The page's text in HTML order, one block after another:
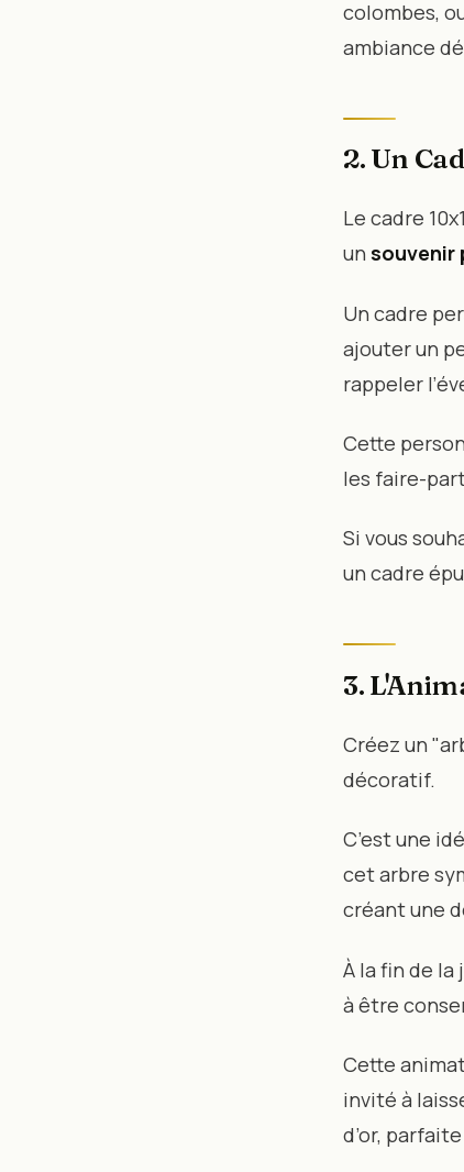
colombes,
ambiance
2. Un
Le cadre
un souvenir
Un cadre
ajouter un
rappeler
Cette
les faire-
Si vous
un cadre
3.
Créez un
décoratif.
C’est une
cet arbre
créant une
À la fin de
à être
Cette
invité à
d’or,